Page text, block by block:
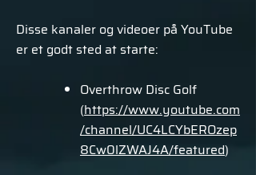
Disse kanaler og videoer på YouTube
er et godt sted at starte:
Overthrow Disc Golf
(https://www.youtube.com
/channel/UC4LCYbEROzep
8Cw0lZWAJ4A/featured)